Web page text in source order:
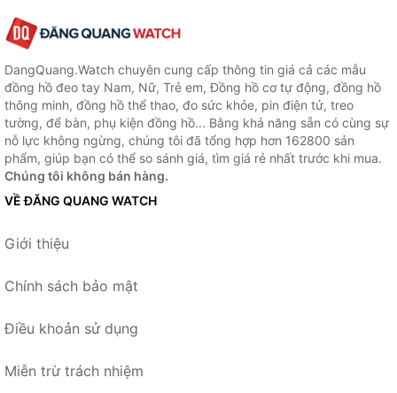
DangQuang.Watch chuyên cung cấp thông tin giá cả các mẫu
đồng hồ đeo tay Nam, Nữ, Trẻ em, Đồng hồ cơ tự động, đồng hồ
thông minh, đồng hồ thể thao, đo sức khỏe, pin điện tử, treo
tường, để bàn, phụ kiện đồng hồ... Bằng khả năng sẵn có cùng sự
nỗ lực không ngừng, chúng tôi đã tổng hợp hơn 162800 sản
phẩm, giúp bạn có thể so sánh giá, tìm giá rẻ nhất trước khi mua.
Chúng tôi không bán hàng.
VỀ ĐĂNG QUANG WATCH
Giới thiệu
Chính sách bảo mật
Điều khoản sử dụng
Miễn trừ trách nhiệm